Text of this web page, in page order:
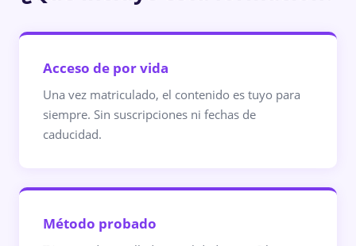
Acceso de por vida
Una vez matriculado, el contenido es tuyo para
siempre. Sin suscripciones ni fechas de
caducidad.
Método probado